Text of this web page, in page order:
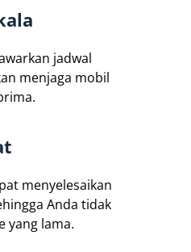
jadwal
menjaga mobil
menyelesaikan
Anda tidak
yang lama.